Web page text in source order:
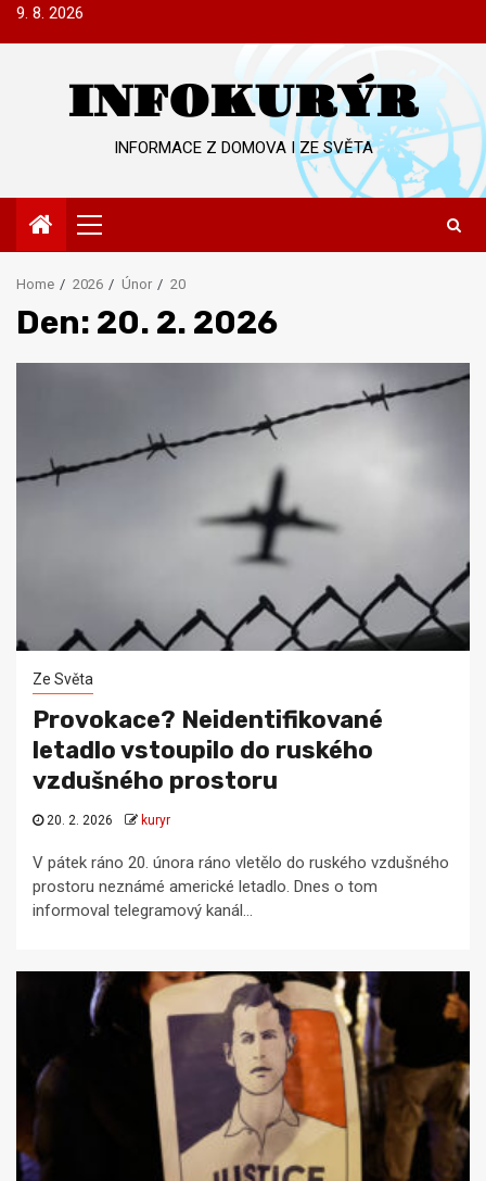
Skip9. 8. 2026
INFOKURÝR
INFORMACE Z DOMOVA I ZE SVĚTA
Primary
Menu
Home 2026 Únor 20
Den: 20. 2. 2026
Ze Světa
Provokace? Neidentifikované
letadlo vstoupilo do ruského
vzdušného prostoru
20. 2. 2026 kuryr
V pátek ráno 20. února ráno vletělo do ruského vzdušného
prostoru neznámé americké letadlo. Dnes o tom
informoval telegramový kanál...